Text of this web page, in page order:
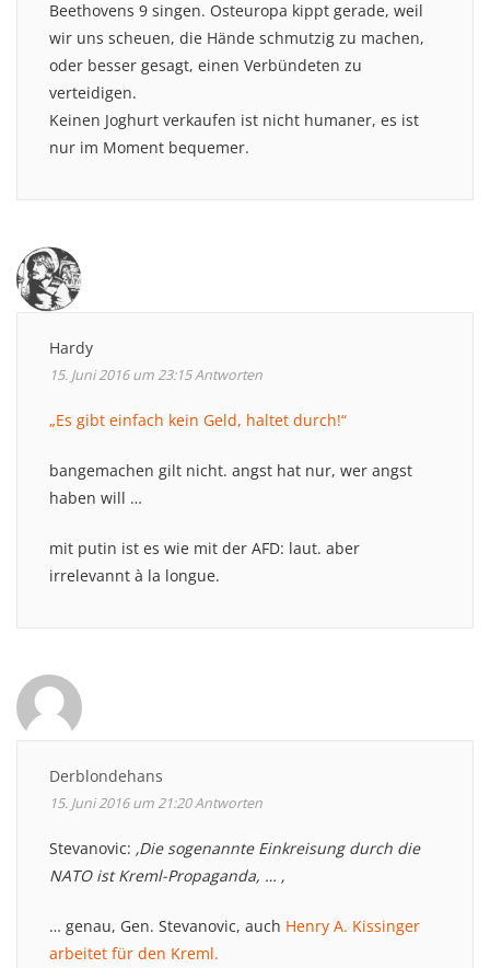
Beethovens 9 singen. Osteuropa kippt gerade, weil
wir uns scheuen, die Hände schmutzig zu machen,
oder besser gesagt, einen Verbündeten zu
verteidigen.
Keinen Joghurt verkaufen ist nicht humaner, es ist
nur im Moment bequemer.
Hardy
15. Juni 2016 um 23:15Antworten
„Es gibt einfach kein Geld, haltet durch!“
bangemachen gilt nicht. angst hat nur, wer angst
haben will …
mit putin ist es wie mit der AFD: laut. aber
irrelevannt à la longue.
Derblondehans
15. Juni 2016 um 21:20Antworten
Stevanovic: ‚Die sogenannte Einkreisung durch die
NATO ist Kreml-Propaganda, … ‚
… genau, Gen. Stevanovic, auch Henry A. Kissinger
arbeitet für den Kreml.